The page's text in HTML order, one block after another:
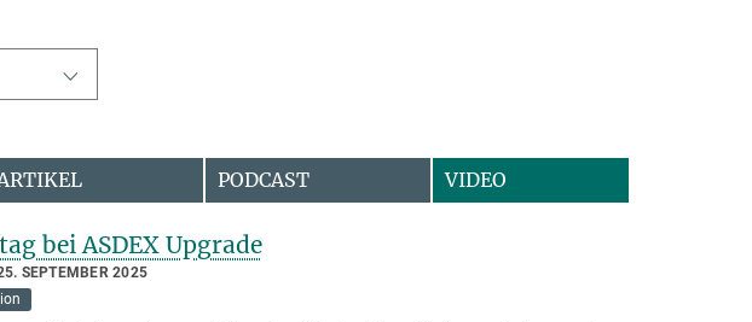
PODCAST VIDEO
bei ASDEX Upgrade
SEPTEMBER 2025